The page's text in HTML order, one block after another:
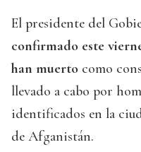
El presidente del
confirmado este
han muerto como
llevado a cabo por
identificados en la
de Afganistán.